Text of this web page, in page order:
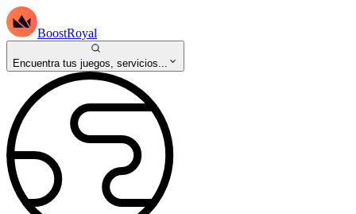
BoostRoyal
Encuentra tus juegos, servicios...